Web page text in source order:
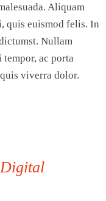
Aliquam
quis euismod felis. In
Nullam
ac porta
viverra dolor.